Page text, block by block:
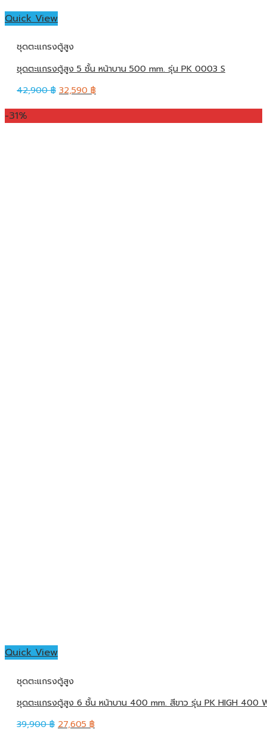
Quick View
ชุดตะแกรงตู้สูง
ชุดตะแกรงตู้สูง 5 ชั้น หน้าบาน 500 mm. รุ่น PK 0003 S
42,900฿ 32,590 ฿
-31%
Quick View
ชุดตะแกรงตู้สูง
ชุดตะแกรงตู้สูง 6 ชั้น หน้าบาน 400 mm. สีขาว รุ่น PK HIGH 400
39,900฿ 27,605฿